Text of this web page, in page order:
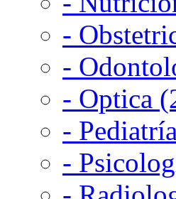
-
-
- Optica
-
-